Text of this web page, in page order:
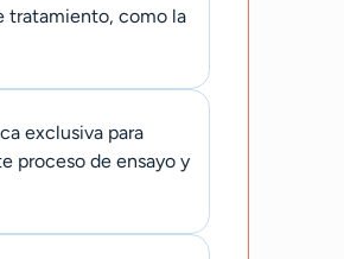
tratamiento, como la
exclusiva para
proceso de ensayo y